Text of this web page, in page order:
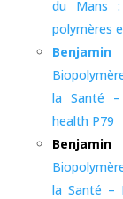
du Mans :
polymères
la Santé –
health P79
la Santé –